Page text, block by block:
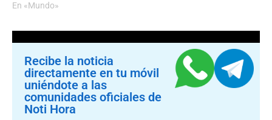
En «Mundo»
Recibe la noticia
directamente en tu móvil
uniéndote a las
comunidades oficiales de
Noti Hora